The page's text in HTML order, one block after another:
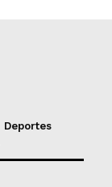
Deportes